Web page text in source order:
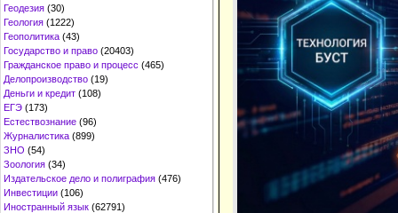
Геодезия (30)
Геология (1222)
Геополитика (43)
Государство и право (20403)
Гражданское право и процесс (465)
Делопроизводство (19)
Деньги и кредит (108)
ЕГЭ (173)
Естествознание (96)
Журналистика (899)
ЗНО (54)
Зоология (34)
Издательское дело и полиграфия (476)
Инвестиции (106)
Иностранный язык (62791)